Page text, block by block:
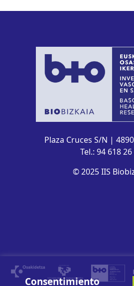
Plaza Cruces S/N |
Tel.: 94 618
© 2025 IIS
Consentimiento